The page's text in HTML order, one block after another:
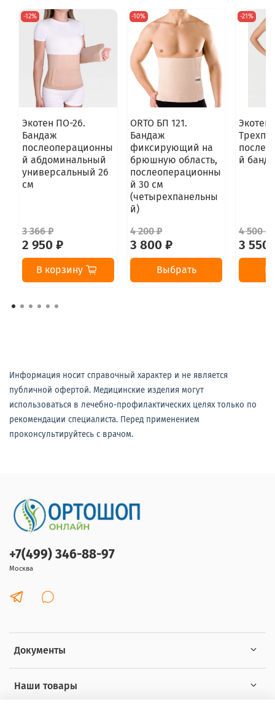
-12%
Экотен ПО-26.
Бандаж
послеоперационны
й абдоминальный
универсальный 26
см
3 366 ₽
2 950 ₽
В корзину
-10%
ORTO БП 121.
Бандаж
фиксирующий на
брюшную область,
послеоперационны
й 30 см
(четырехпанельны
й)
4 200 ₽
3 800 ₽
Выбрать
-21%
Экотен
й
4 500 ₽
3 550
Информация носит справочный характер и не является
публичной офертой. Медицинские изделия могут
использоваться в лечебно-профилактических целях только по
рекомендации специалиста. Перед применением
проконсультируйтесь с врачом.
Документы
Наши товары
+7(499) 346-88-97
Москва